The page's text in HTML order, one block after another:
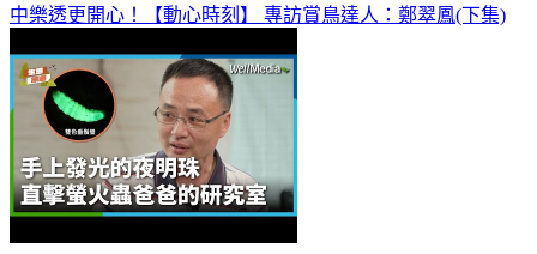
中樂透更開心！【動心時刻】 專訪賞鳥達人：鄭翠鳳(下集)